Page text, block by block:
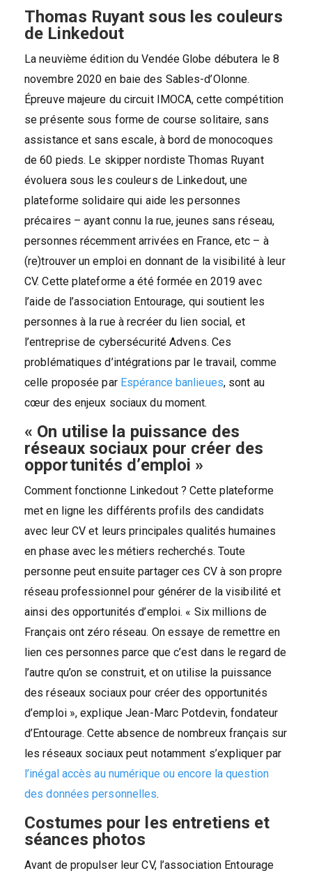
Thomas Ruyant sous les couleurs
de Linkedout
La neuvième édition du Vendée Globe débutera le 8
novembre 2020 en baie des Sables-d’Olonne.
Épreuve majeure du circuit IMOCA, cette compétition
se présente sous forme de course solitaire, sans
assistance et sans escale, à bord de monocoques
de 60 pieds. Le skipper nordiste Thomas Ruyant
évoluera sous les couleurs de Linkedout, une
plateforme solidaire qui aide les personnes
précaires – ayant connu la rue, jeunes sans réseau,
personnes récemment arrivées en France, etc – à
(re)trouver un emploi en donnant de la visibilité à leur
CV. Cette plateforme a été formée en 2019 avec
l’aide de l’association Entourage, qui soutient les
personnes à la rue à recréer du lien social, et
l’entreprise de cybersécurité Advens. Ces
problématiques d’intégrations par le travail, comme
celle proposée par Espérance banlieues, sont au
cœur des enjeux sociaux du moment.
« On utilise la puissance des
réseaux sociaux pour créer des
opportunités d’emploi »
Comment fonctionne Linkedout ? Cette plateforme
met en ligne les différents profils des candidats
avec leur CV et leurs principales qualités humaines
en phase avec les métiers recherchés. Toute
personne peut ensuite partager ces CV à son propre
réseau professionnel pour générer de la visibilité et
ainsi des opportunités d’emploi. « Six millions de
Français ont zéro réseau. On essaye de remettre en
lien ces personnes parce que c’est dans le regard de
l’autre qu’on se construit, et on utilise la puissance
des réseaux sociaux pour créer des opportunités
d’emploi », explique Jean-Marc Potdevin, fondateur
d’Entourage. Cette absence de nombreux français sur
les réseaux sociaux peut notamment s’expliquer par
l’inégal accès au numérique ou encore la question
des données personnelles.
Costumes pour les entretiens et
séances photos
Avant de propulser leur CV, l’association Entourage